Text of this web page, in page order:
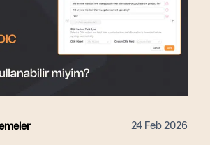
24 Feb 2026